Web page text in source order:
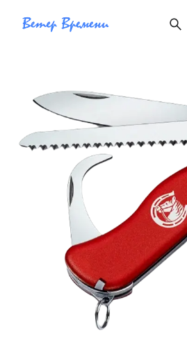
Авторизация
Каталог
Мужские часы
Женские часы